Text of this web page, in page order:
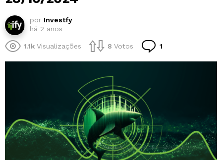
por Investfy
há 2 anos
1.1k Visualizações 8 Votos 1